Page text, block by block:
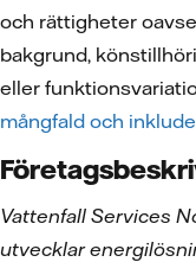
och rättigheter
bakgrund,
eller
mångfald och
Vattenfall Services
utvecklar